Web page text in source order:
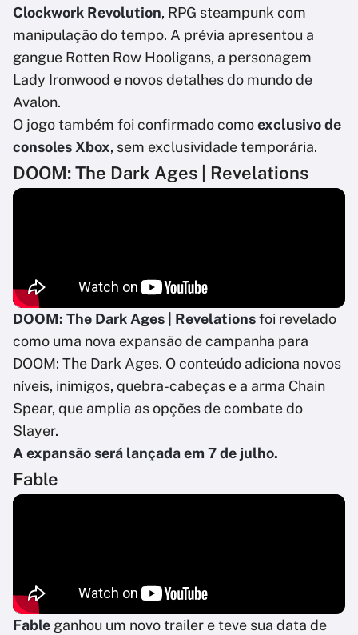
Clockwork Revolution, RPG steampunk com
manipulação do tempo. A prévia apresentou a
gangue Rotten Row Hooligans, a personagem
Lady Ironwood e novos detalhes do mundo de
Avalon.
O jogo também foi confirmado comoexclusivo de
consoles Xbox, sem exclusividade temporária.
DOOM: The Dark Ages | Revelations
DOOM: The Dark Ages | Revelationsfoi revelado
como uma nova expansão de campanha para
DOOM: The Dark Ages. O conteúdo adiciona novos
níveis, inimigos, quebra-cabeças e a arma Chain
Spear, que amplia as opções de combate do
Slayer.
A expansão será lançada em 7 de julho.
Fable
Fable ganhou um novo trailer e teve sua data de